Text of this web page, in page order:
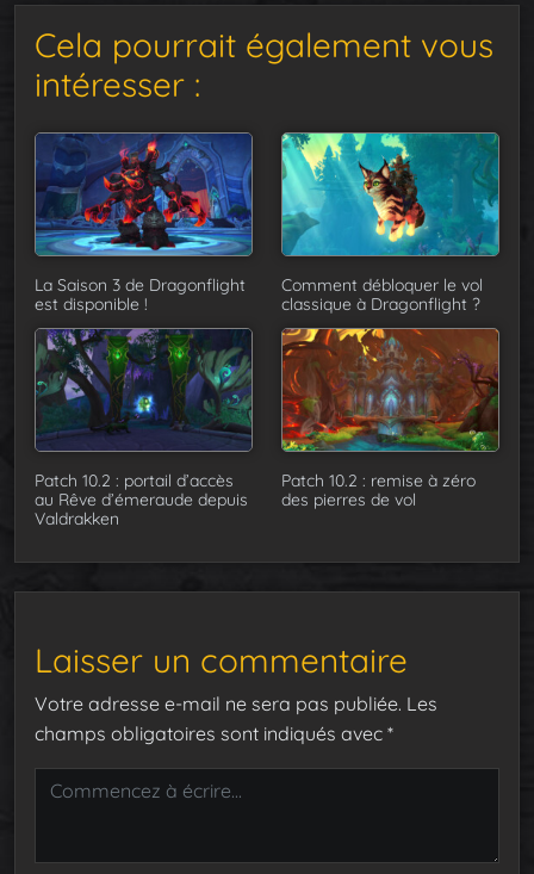
Cela pourrait également vous
intéresser :
La Saison 3 de Dragonflight
est disponible !
Comment débloquer le vol
classique à Dragonflight ?
Patch 10.2 : portail d’accès
au Rêve d’émeraude depuis
Valdrakken
Patch 10.2 : remise à zéro
des pierres de vol
Laisser un commentaire
Votre adresse e-mail ne sera pas publiée. Les
champs obligatoires sont indiqués avec *